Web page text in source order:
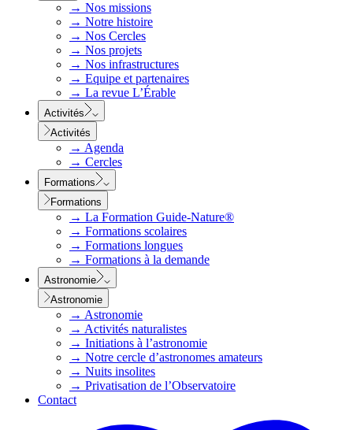
→ Nos missions
→ Notre histoire
→ Nos Cercles
→ Nos projets
→ Nos infrastructures
→ Equipe et partenaires
→ La revue L’Érable
Activités
Activités
→ Agenda
→ Cercles
Formations
Formations
→ La Formation Guide-Nature®
→ Formations scolaires
→ Formations longues
→ Formations à la demande
Astronomie
Astronomie
→ Astronomie
→ Activités naturalistes
→ Initiations à l’astronomie
→ Notre cercle d’astronomes amateurs
→ Nuits insolites
→ Privatisation de l’Observatoire
Contact